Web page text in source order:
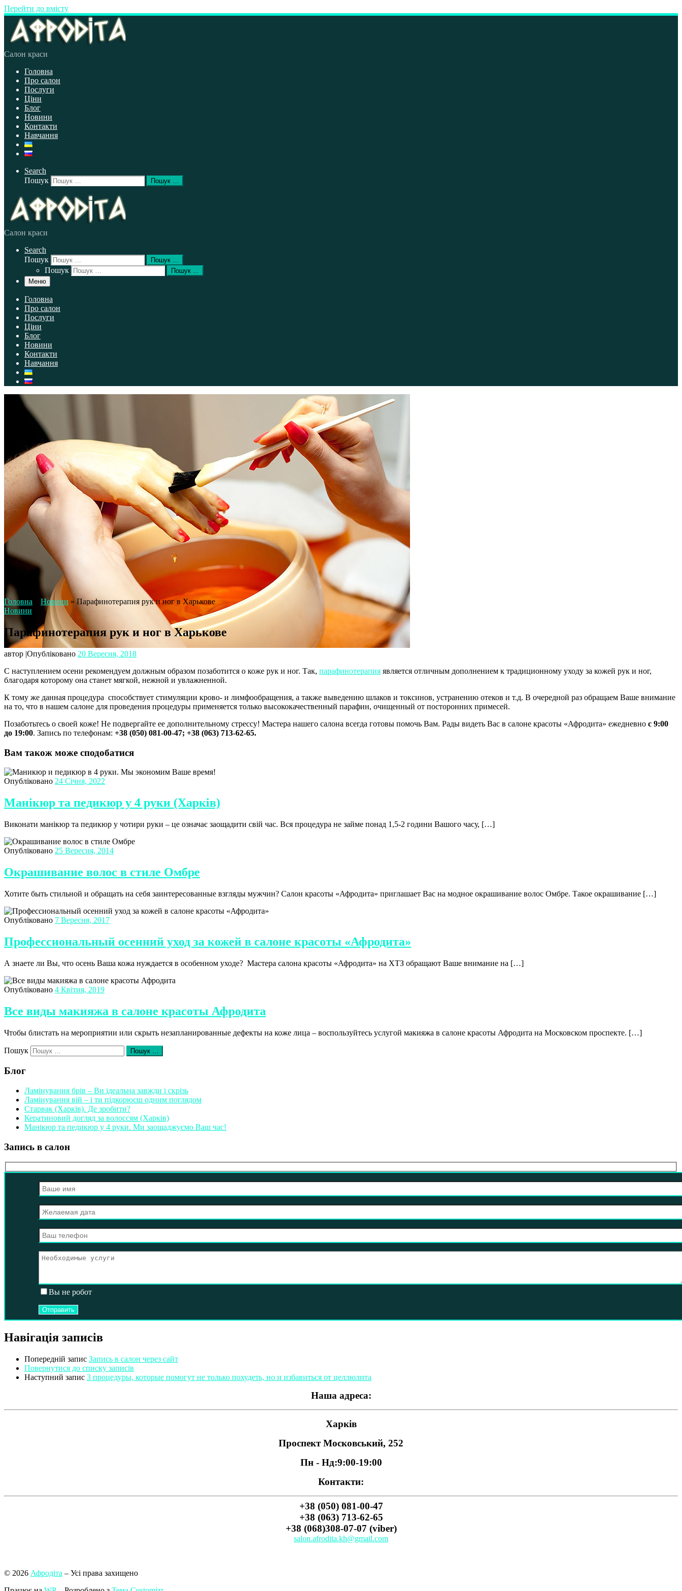
Перейти до вмісту
Салон краси
Головна
Про салон
Послуги
Ціни
Блог
Новини
Контакти
Навчання
Search
Пошук
Пошук …
Салон краси
Search
Пошук
Пошук …
Пошук
Пошук …
Меню
Головна
Про салон
Послуги
Ціни
Блог
Новини
Контакти
Навчання
Головна Новини » Парафинотерапия рук и ног в Харькове
Новини
Парафинотерапия рук и ног в Харькове
автор |Опубліковано 20 Вересня, 2018
С наступлением осени рекомендуем должным образом позаботится о коже рук и ног. Так, парафинотерапия является отличным дополнением к традиционному уходу за кожей рук и ног,
благодаря которому она станет мягкой, нежной и увлажненной.
К тому же данная процедура способствует стимуляции крово- и лимфообращения, а также выведению шлаков и токсинов, устранению отеков и т.д. В очередной раз обращаем Ваше внимание
на то, что в нашем салоне для проведения процедуры применяется только высококачественный парафин, очищенный от посторонних примесей.
Позаботьтесь о своей коже! Не подвергайте ее дополнительному стрессу! Мастера нашего салона всегда готовы помочь Вам. Рады видеть Вас в салоне красоты «Афродита» ежедневно с 9:00
до 19:00. Запись по телефонам: +38 (050) 081-00-47; +38 (063) 713-62-65.
Вам також може сподобатися
Опубліковано 24 Січня, 2022
Манікюр та педикюр у 4 руки (Харків)
Виконати манікюр та педикюр у чотири руки – це означає заощадити свій час. Вся процедура не займе понад 1,5-2 години Вашого часу, […]
Опубліковано 25 Вересня, 2014
Окрашивание волос в стиле Омбре
Хотите быть стильной и обращать на себя заинтересованные взгляды мужчин? Салон красоты «Афродита» приглашает Вас на модное окрашивание волос Омбре. Такое окрашивание […]
Опубліковано 7 Вересня, 2017
Профессиональный осенний уход за кожей в салоне красоты «Афродита»
А знаете ли Вы, что осень Ваша кожа нуждается в особенном уходе? Мастера салона красоты «Афродита» на ХТЗ обращают Ваше внимание на […]
Опубліковано 4 Квітня, 2019
Все виды макияжа в салоне красоты Афродита
Чтобы блистать на мероприятии или скрыть незапланированные дефекты на коже лица – воспользуйтесь услугой макияжа в салоне красоты Афродита на Московском проспекте. […]
Пошук Пошук …
Блог
Ламінування брів – Ви ідеальна завжди і скрізь
Ламінування вій – і ти підкорюєш одним поглядом
Старвак (Харків). Де зробити?
Кератиновий догляд за волоссям (Харків)
Манікюр та педикюр у 4 руки. Ми заощаджуємо Ваш час!
Запись в салон
Вы не робот
Навігація записів
Попередній запис Запись в салон через сайт
Повернутися до списку записів
Наступний запис 3 процедуры, которые помогут не только похудеть, но и избавиться от целлюлита
Наша адреса:
Харків
Проспект Московський, 252
Пн - Нд:9:00-19:00
Контакти:
+38 (050) 081-00-47
+38 (063) 713-62-65
+38 (068)308-07-07 (viber)
salon.afrodita.kh@gmail.com
© 2026 Афродіта – Усі права захищено